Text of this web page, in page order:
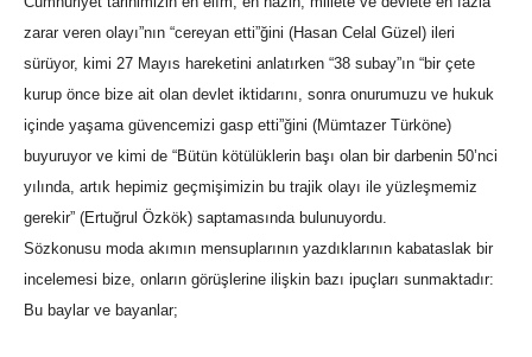
zarar veren olayı”nın “cereyan etti”ğini (Hasan Celal Güzel) ileri
sürüyor, kimi 27 Mayıs hareketini anlatırken “38 subay”ın “bir çete
kurup önce bize ait olan devlet iktidarını, sonra onurumuzu ve hukuk
içinde yaşama güvencemizi gasp etti”ğini (Mümtazer Türköne)
buyuruyor ve kimi de “Bütün kötülüklerin başı olan bir darbenin 50’nci
yılında, artık hepimiz geçmişimizin bu trajik olayı ile yüzleşmemiz
gerekir” (Ertuğrul Özkök) saptamasında bulunuyordu.
Sözkonusu moda akımın mensuplarının yazdıklarının kabataslak bir
incelemesi bize, onların görüşlerine ilişkin bazı ipuçları sunmaktadır:
Bu baylar ve bayanlar;